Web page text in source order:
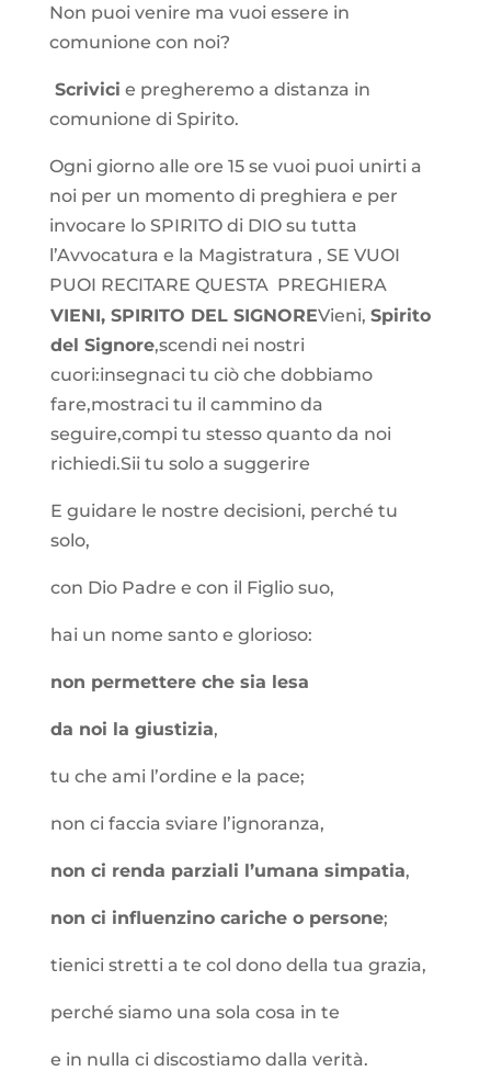
Non puoi venire ma vuoi essere in
comunione con noi?
Scrivici e pregheremo a distanza in
comunione di Spirito.
Ogni giorno alle ore 15 se vuoi puoi unirti a
noi per un momento di preghiera e per
invocare lo SPIRITO di DIO su tutta
l’Avvocatura e la Magistratura , SE VUOI
PUOI RECITARE QUESTA PREGHIERA
VIENI, SPIRITO DEL SIGNOREVieni, Spirito
del Signore,scendi nei nostri
cuori:insegnaci tu ciò che dobbiamo
fare,mostraci tu il cammino da
seguire,compi tu stesso quanto da noi
richiedi.Sii tu solo a suggerire
E guidare le nostre decisioni, perché tu
solo,
con Dio Padre e con il Figlio suo,
hai un nome santo e glorioso:
non permettere che sia lesa
da noi la giustizia,
tu che ami l’ordine e la pace;
non ci faccia sviare l’ignoranza,
non ci renda parziali l’umana simpatia,
non ci influenzino cariche o persone;
tienici stretti a te col dono della tua grazia,
perché siamo una sola cosa in te
e in nulla ci discostiamo dalla verità.